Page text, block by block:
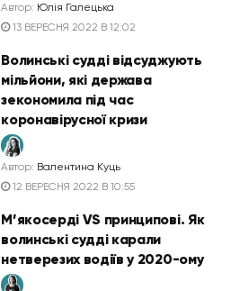
Автор: Юлія Галецька
13 ВЕРЕСНЯ 2022 В 12:02
Волинські судді відсуджують
мільйони, які держава
зекономила під час
коронавірусної кризи
Автор: Валентина Куць
12 ВЕРЕСНЯ 2022 В 10:55
М’якосерді VS принципові. Як
волинські судді карали
нетверезих водіїв у 2020-ому